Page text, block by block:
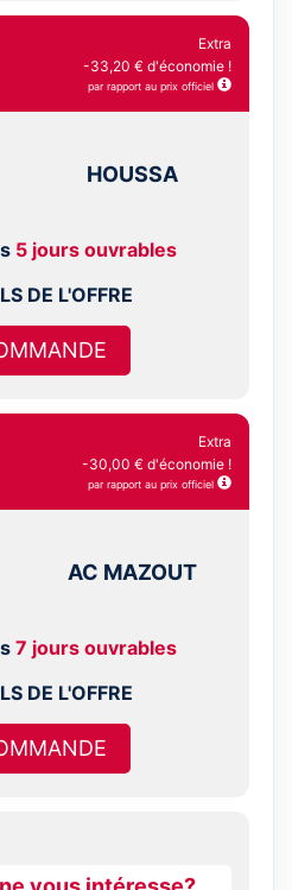
Extra
-33,20 € d'économie !
par rapport au prix officiel
HOUSSA
5 jours ouvrables
DE L'OFFRE
Extra
-30,00 € d'économie !
par rapport au prix officiel
AC MAZOUT
7 jours ouvrables
DE L'OFFRE